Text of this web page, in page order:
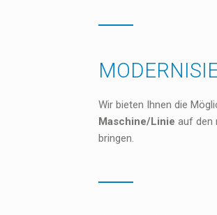
Wir bieten Ihnen die
Maschine/Linie auf den
bringen.